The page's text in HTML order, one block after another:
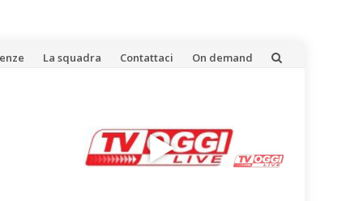
La squadra Contattaci On demand